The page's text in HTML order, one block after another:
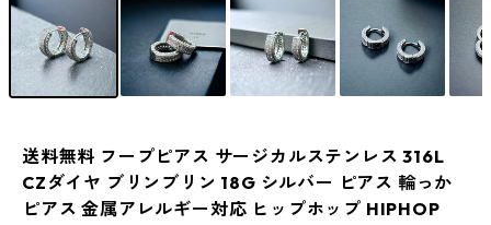
送料無料 フープピアス サージカルステンレス 316L
CZダイヤ ブリンブリン 18G シルバー ピアス 輪っか
ピアス 金属アレルギー対応 ヒップホップ HIPHOP